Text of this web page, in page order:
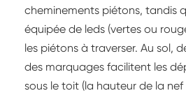
cheminements piétons, tandis
équipée de leds (vertes ou
les piétons à traverser. Au sol,
des marquages facilitent les
sous le toit (la hauteur de la nef